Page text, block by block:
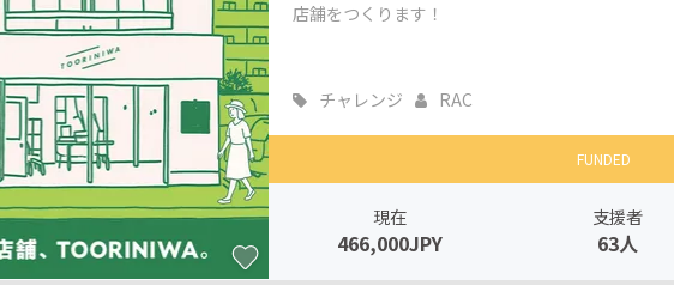
店舗をつくります！
チャレンジ RAC
FUNDED
現在
466,000JPY
支援者
63人